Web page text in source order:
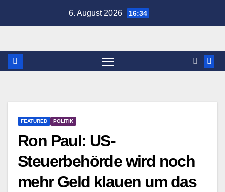
6. August 2026 16:34
FEATURED POLITIK
Ron Paul: US-
Steuerbehörde wird noch
mehr Geld klauen um das